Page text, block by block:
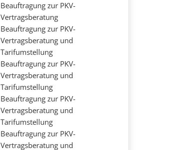
Beauftragung zur PKV-
Vertragsberatung
Beauftragung zur PKV-
Vertragsberatung und
Tarifumstellung
Beauftragung zur PKV-
Vertragsberatung und
Tarifumstellung
Beauftragung zur PKV-
Vertragsberatung und
Tarifumstellung
Beauftragung zur PKV-
Vertragsberatung und